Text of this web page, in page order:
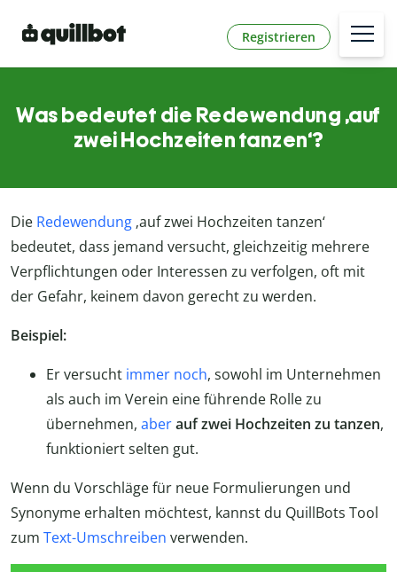
Registrieren
Was bedeutet die Redewendung ‚auf
zwei Hochzeiten tanzen‘?
Die Redewendung ‚auf zwei Hochzeiten tanzen‘
bedeutet, dass jemand versucht, gleichzeitig mehrere
Verpflichtungen oder Interessen zu verfolgen, oft mit
der Gefahr, keinem davon gerecht zu werden.
Beispiel:
Er versucht immer noch, sowohl im Unternehmen
als auch im Verein eine führende Rolle zu
übernehmen, aberauf zwei Hochzeiten zu tanzen,
funktioniert selten gut.
Wenn du Vorschläge für neue Formulierungen und
Synonyme erhalten möchtest, kannst du QuillBots Tool
zum Text-Umschreiben verwenden.